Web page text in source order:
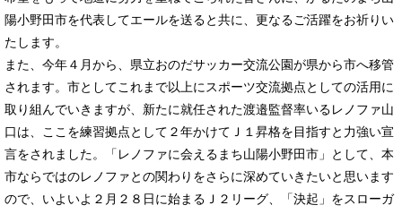
陽小野田市を代表してエールを送ると共に、更なるご活躍をお祈りい
たします。
また、今年４月から、県立おのだサッカー交流公園が県から市へ移管
されます。市としてこれまで以上にスポーツ交流拠点としての活用に
取り組んでいきますが、新たに就任された渡邉監督率いるレノファ山
口は、ここを練習拠点として２年かけてＪ１昇格を目指すと力強い宣
言をされました。「レノファに会えるまち山陽小野田市」として、本
市ならではのレノファとの関わりをさらに深めていきたいと思います
ので、いよいよ２月２８日に始まるＪ２リーグ、「決起」をスローガ